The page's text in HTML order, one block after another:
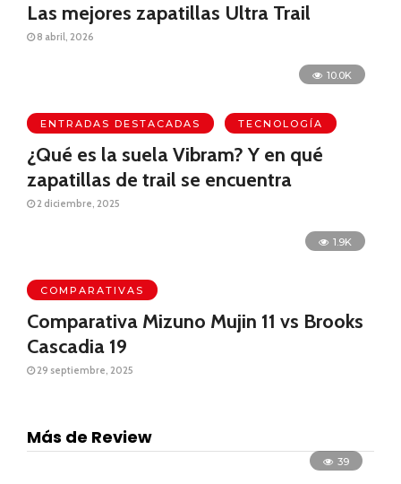
Las mejores zapatillas Ultra Trail
8 abril, 2026
10.0K
ENTRADAS DESTACADAS TECNOLOGÍA
¿Qué es la suela Vibram? Y en qué
zapatillas de trail se encuentra
2 diciembre, 2025
1.9K
COMPARATIVAS
Comparativa Mizuno Mujin 11 vs Brooks
Cascadia 19
29 septiembre, 2025
Más de Review
39